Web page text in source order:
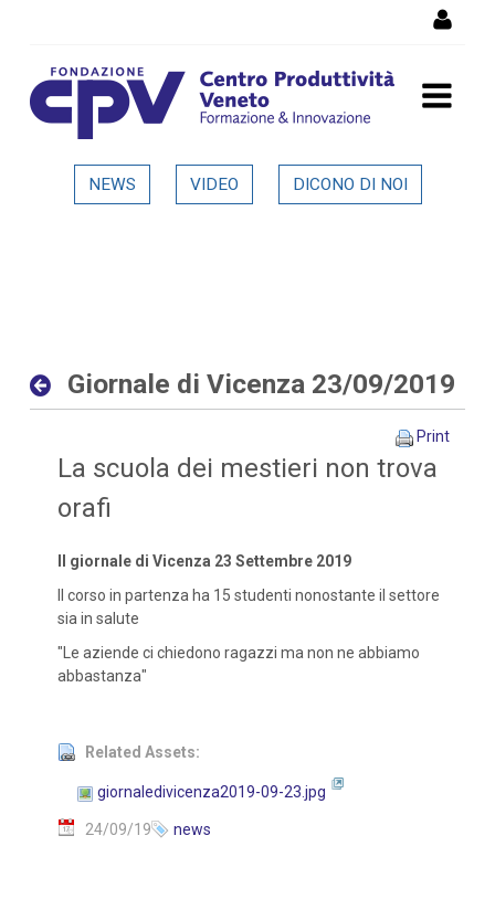
Giornale di Vicenza
NEWS VIDEO DICONO DI NOI
Giornale di Vicenza 23/09/2019
Print
La scuola dei mestieri non trova
orafi
Il giornale di Vicenza 23 Settembre 2019
Il corso in partenza ha 15 studenti nonostante il settore
sia in salute
"Le aziende ci chiedono ragazzi ma non ne abbiamo
abbastanza"
Related Assets:
giornaledivicenza2019-09-23.jpg
24/09/19 news